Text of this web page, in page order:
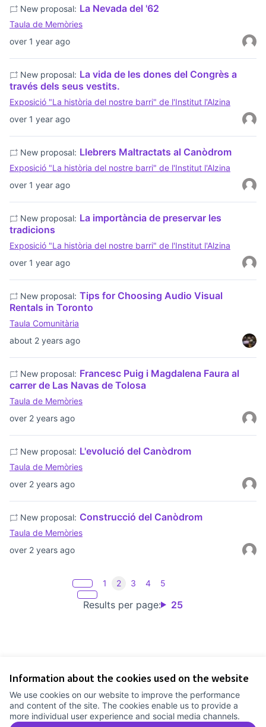
Information about the cookies used on the website
We use cookies on our website to improve the performance
and content of the site. The cookies enable us to provide a
more individual user experience and social media channels.
over 1 year ago
New proposal: La Nevada del '62
Taula de Memòries
over 1 year ago
New proposal: La vida de les dones del Congrès a
través dels seus vestits.
Exposició "La història del nostre barri" de l'Institut l'Alzina
over 1 year ago
New proposal: Llebrers Maltractats al Canòdrom
Exposició "La història del nostre barri" de l'Institut l'Alzina
over 1 year ago
New proposal: La importància de preservar les
tradicions
Exposició "La història del nostre barri" de l'Institut l'Alzina
about 2 years ago
New proposal: Tips for Choosing Audio Visual
Rentals in Toronto
Taula Comunitària
over 2 years ago
New proposal: Francesc Puig i Magdalena Faura al
carrer de Las Navas de Tolosa
Taula de Memòries
over 2 years ago
New proposal: L'evolució del Canòdrom
Taula de Memòries
over 2 years ago
New proposal: Construcció del Canòdrom
Taula de Memòries
Results per page: 25
1 2 3 4 5
Cookie settings
Comunitat Canòdrom at Facebook
(External link)
Comunitat Canòdrom at Instagram
(External link)
Comunitat Canòdrom at YouTube
(External link)
English
Triar la llenguaElegir el idiomaChoose language